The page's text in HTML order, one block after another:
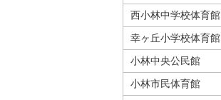
西小林中学校体育館
幸ヶ丘小学校体育館
小林中央公民館
小林市民体育館